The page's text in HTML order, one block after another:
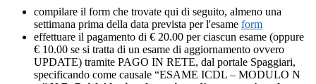
compilare il form che trovate qui di seguito, almeno una
settimana prima della data prevista per l'esame form
effettuare il pagamento di € 20.00 per ciascun esame (oppure
€ 10.00 se si tratta di un esame di aggiornamento ovvero
UPDATE) tramite PAGO IN RETE, dal portale Spaggiari,
specificando come causale “ESAME ICDL – MODULO N